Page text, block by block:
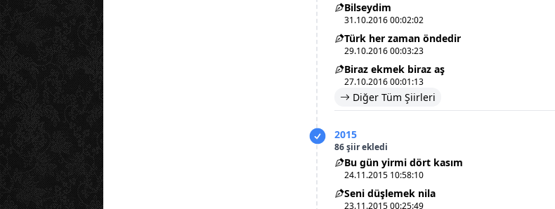
Bilseydim
31.10.2016 00:02:02
Türk her zaman öndedir
29.10.2016 00:03:23
Biraz ekmek biraz aş
27.10.2016 00:01:13
Diğer Tüm Şiirleri
2015
86 şiir ekledi
Bu gün yirmi dört kasım
24.11.2015 10:58:10
Seni düşlemek nila
23.11.2015 00:25:49